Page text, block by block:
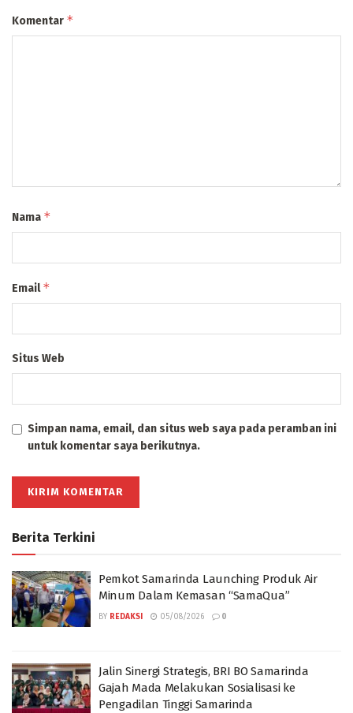
Komentar *
Nama *
Email*
Situs Web
Simpan nama, email, dan situs web saya pada peramban ini
untuk komentar saya berikutnya.
Berita Terkini
Pemkot Samarinda Launching Produk Air
Minum Dalam Kemasan “SamaQua”
BY REDAKSI 05/08/2026 0
Jalin Sinergi Strategis, BRI BO Samarinda
Gajah Mada Melakukan Sosialisasi ke
Pengadilan Tinggi Samarinda